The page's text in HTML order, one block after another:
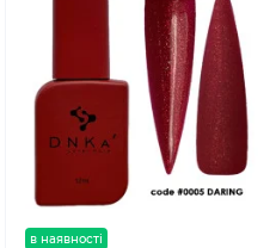
в наявності